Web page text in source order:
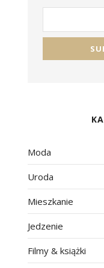
Moda
Uroda
Mieszkanie
Jedzenie
Filmy & książki